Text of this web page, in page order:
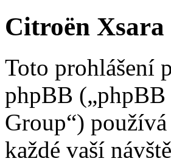
Citroën
Toto prohlášení
phpBB („phpBB
Group“)
každé vaší